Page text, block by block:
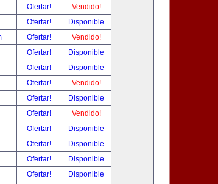
Ofertar!
Vendido!
Ofertar!
Disponible
Ofertar!
Vendido!
Ofertar!
Disponible
Ofertar!
Disponible
Ofertar!
Vendido!
Ofertar!
Disponible
Ofertar!
Vendido!
Ofertar!
Disponible
Ofertar!
Disponible
Ofertar!
Disponible
Ofertar!
Disponible